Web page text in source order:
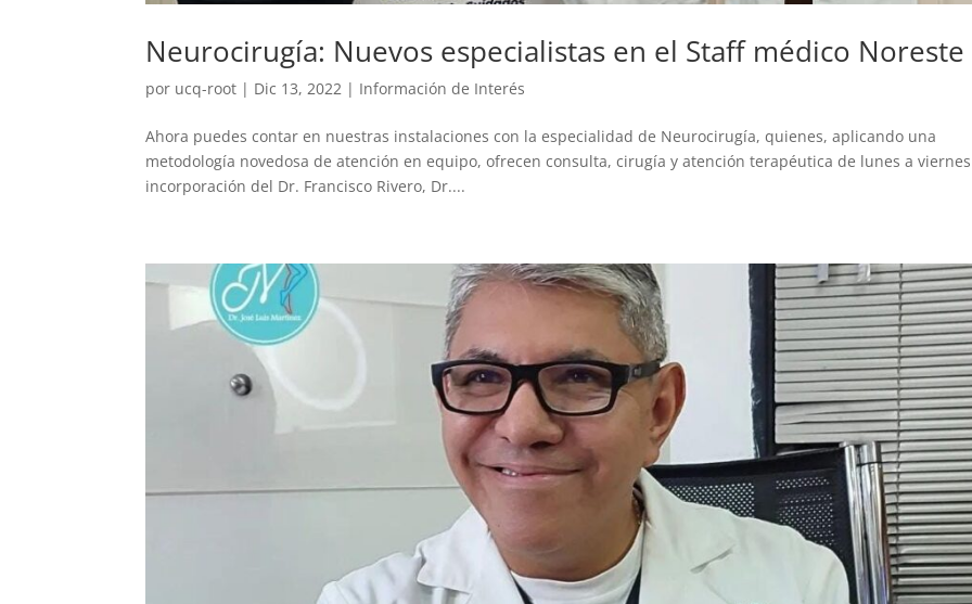
Neurocirugía: Nuevos especialistas en el Staff médico Noreste
por ucq-root | Dic 13, 2022 | Información de Interés
Ahora puedes contar en nuestras instalaciones con la especialidad de Neurocirugía, quienes, aplicando una
metodología novedosa de atención en equipo, ofrecen consulta, cirugía y atención terapéutica de lunes a
incorporación del Dr. Francisco Rivero, Dr....